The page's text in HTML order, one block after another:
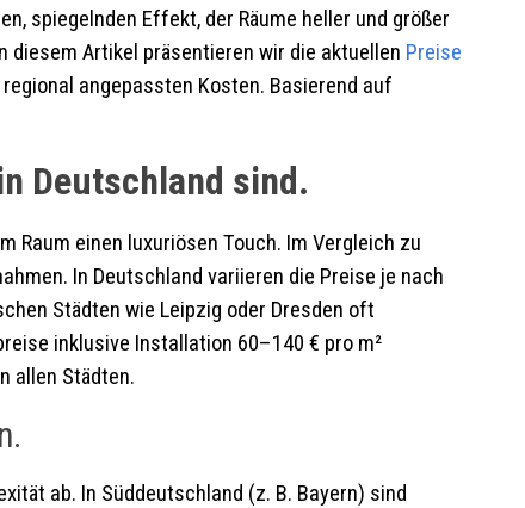
spiegelnden Effekt, der Räume heller und größer
diesem Artikel präsentieren wir die aktuellen Preise
angepassten Kosten. Basierend auf
Deutschland sind.
Raum einen luxuriösen Touch. Im Vergleich zu
In Deutschland variieren die Preise je nach
Städten wie Leipzig oder Dresden oft
inklusive Installation 60–140 € pro m²
allen Städten.
ab. In Süddeutschland (z. B. Bayern) sind